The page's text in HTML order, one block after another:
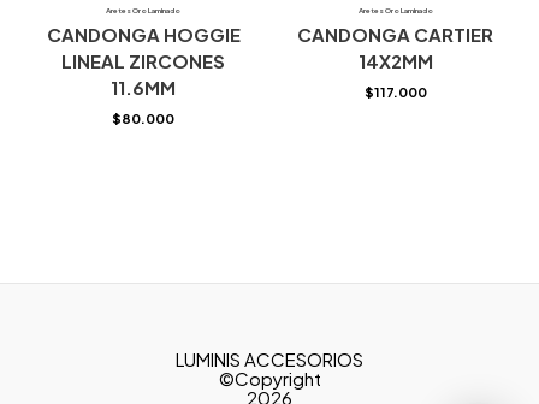
Aretes Oro Laminado
CANDONGA HOGGIE
LINEAL ZIRCONES
11.6MM
$80.000
Aretes Oro Laminado
CANDONGA CARTIER
14X2MM
$117.000
LUMINIS ACCESORIOS
©Copyright
2026